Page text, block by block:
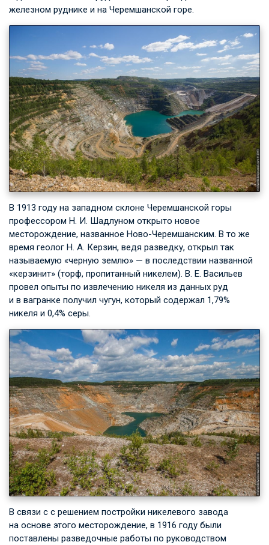
железном руднике и на Черемшанской горе.
В 1913 году на западном склоне Черемшанской горы
профессором Н. И. Шадлуном открыто новое
месторождение, названное Ново-Черемшанским. В то же
время геолог Н. А. Керзин, ведя разведку, открыл так
называемую «черную землю» — в последствии названной
«керзинит» (торф, пропитанный никелем). В. Е. Васильев
провел опыты по извлечению никеля из данных руд
и в вагранке получил чугун, который содержал 1,79%
никеля и 0,4% серы.
В связи с с решением постройки никелевого завода
на основе этого месторождение, в 1916 году были
поставлены разведочные работы по руководством